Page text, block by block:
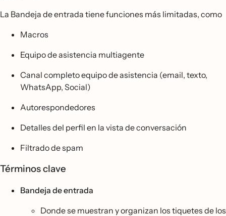
La Bandeja de entrada tiene funciones más limitadas, como
Macros
Equipo de asistencia multiagente
Canal completo equipo de asistencia (email, texto,
WhatsApp, Social)
Autorespondedores
Detalles del perfil en la vista de conversación
Filtrado de spam
Términos clave
Bandeja de entrada
Donde se muestran y organizan los tiquetes de los